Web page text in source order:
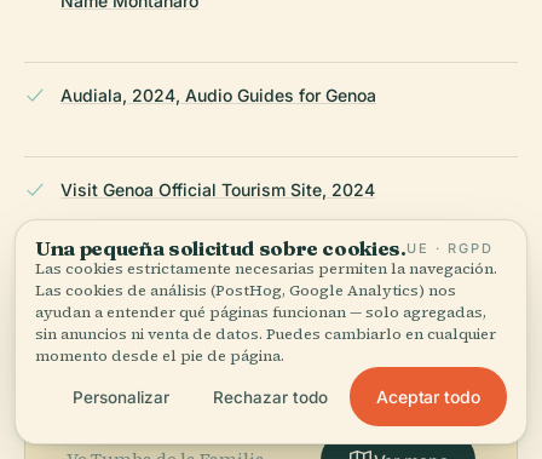
Audiala, 2024, Audio Guides for Genoa
Visit Genoa Official Tourism Site, 2024
ÚLTIMA REVISIÓN: APRIL 2026
Documentado a partir de Wikidata, Wikipedia y fuentes
oficiales · verificado ·Cómo hacemos nuestras guías →
Una pequeña solicitud sobre cookies.UE · RGPD
Las cookies estrictamente necesarias permiten la navegación.
Las cookies de análisis (PostHog, Google Analytics) nos
ayudan a entender qué páginas funcionan — solo agregadas,
sin anuncios ni venta de datos. Puedes cambiarlo en cualquier
momento desde el pie de página.
Personalizar Rechazar todo Aceptar todo